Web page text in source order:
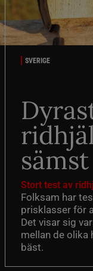
SVERIGE
Stort test av
Folksam har
prisklasser för
Det visar sig
mellan de olika
bäst.